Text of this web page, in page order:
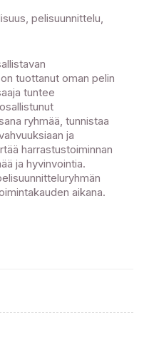
pelisuunnittelu,
tuottanut oman pelin
tuntee
ryhmää, tunnistaa
ja
harrastustoiminnan
ja hyvinvointia.
aikana.